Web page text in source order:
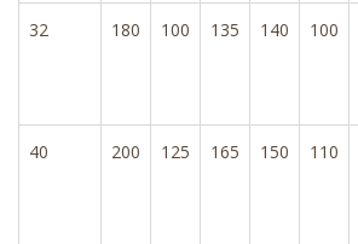
32 180 100 135 140 100
40 200 125 165 150 110